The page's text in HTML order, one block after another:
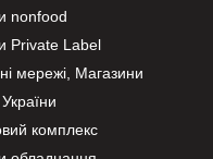
nonfood
Private Label
мережі, Магазини
комплекс